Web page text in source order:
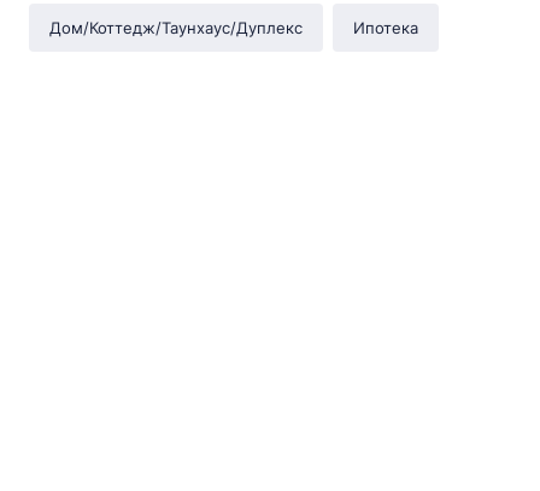
Дом/Коттедж/Таунхаус/Дуплекс Ипотека